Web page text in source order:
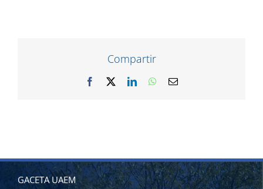
Compartir
Facebook LinkedInWhatsApp
Correo
GACETA UAEM